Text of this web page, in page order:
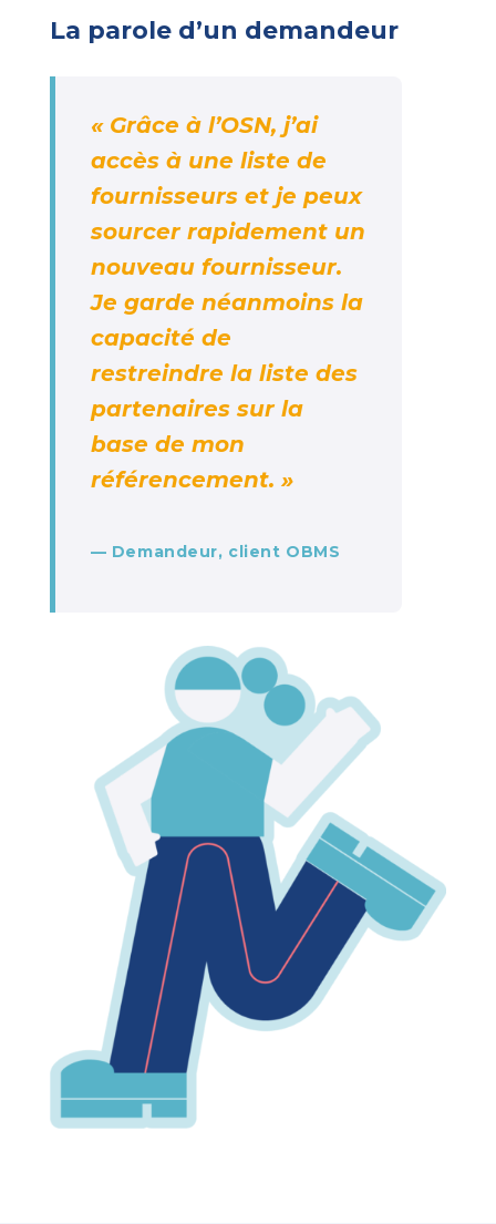
La parole d’un demandeur
« Grâce à l’OSN, j’ai
accès à une liste de
fournisseurs et je peux
sourcer rapidement un
nouveau fournisseur.
Je garde néanmoins la
capacité de
restreindre la liste des
partenaires sur la
base de mon
référencement. »
— Demandeur, client OBMS